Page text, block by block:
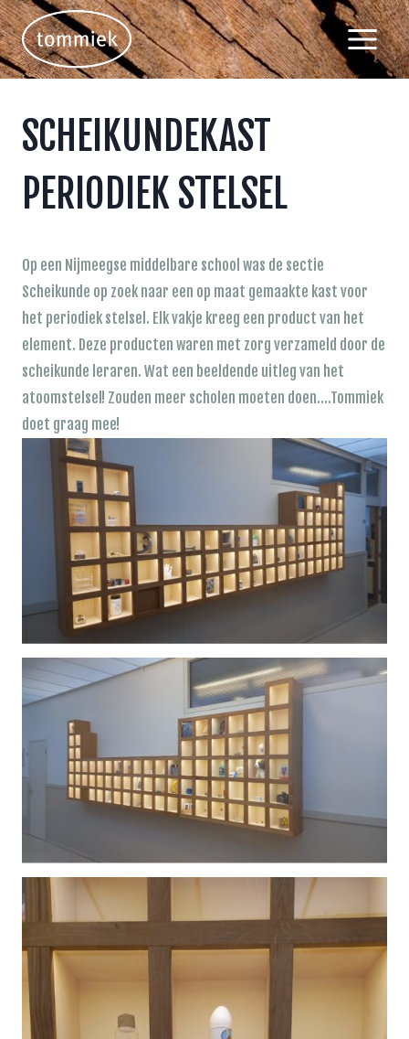
Doorgaan
naar
inhoud
SCHEIKUNDEKAST
PERIODIEK STELSEL
Op een Nijmeegse middelbare school was de sectie
Scheikunde op zoek naar een op maat gemaakte kast voor
het periodiek stelsel. Elk vakje kreeg een product van het
element. Deze producten waren met zorg verzameld door de
scheikunde leraren. Wat een beeldende uitleg van het
atoomstelsel! Zouden meer scholen moeten doen….Tommiek
doet graag mee!